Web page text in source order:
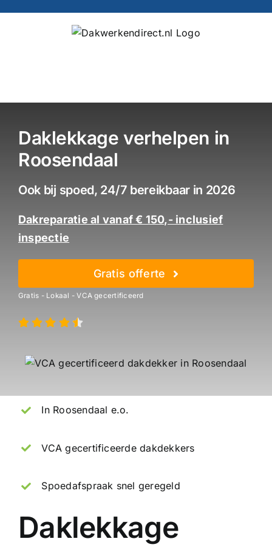
Daklekkage verhelpen in
Roosendaal
Ook bij spoed, 24/7 bereikbaar in 2026
Dakreparatie al vanaf € 150,- inclusief
inspectie
Gratis offerte
Gratis - Lokaal - VCA gecertificeerd
In Roosendaal e.o.
VCA gecertificeerde dakdekkers
Spoedafspraak snel geregeld
Daklekkage